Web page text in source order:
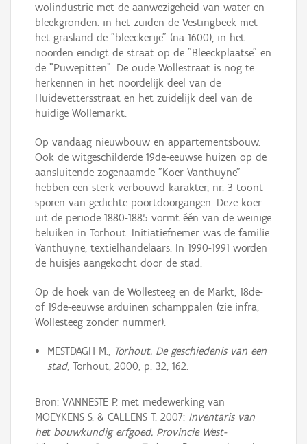
wolindustrie met de aanwezigeheid van water en
bleekgronden: in het zuiden de Vestingbeek met
het grasland de "bleeckerije" (na 1600), in het
noorden eindigt de straat op de "Bleeckplaatse" en
de "Puwepitten". De oude Wollestraat is nog te
herkennen in het noordelijk deel van de
Huidevettersstraat en het zuidelijk deel van de
huidige Wollemarkt.
Op vandaag nieuwbouw en appartementsbouw.
Ook de witgeschilderde 19de-eeuwse huizen op de
aansluitende zogenaamde "Koer Vanthuyne"
hebben een sterk verbouwd karakter, nr. 3 toont
sporen van gedichte poortdoorgangen. Deze koer
uit de periode 1880-1885 vormt één van de weinige
beluiken in Torhout. Initiatiefnemer was de familie
Vanthuyne, textielhandelaars. In 1990-1991 worden
de huisjes aangekocht door de stad.
Op de hoek van de Wollesteeg en de Markt, 18de-
of 19de-eeuwse arduinen schamppalen (zie infra,
Wollesteeg zonder nummer).
MESTDAGH M., Torhout. De geschiedenis van een
stad, Torhout, 2000, p. 32, 162.
Bron: VANNESTE P. met medewerking van
MOEYKENS S. & CALLENS T. 2007: Inventaris van
het bouwkundig erfgoed, Provincie West-